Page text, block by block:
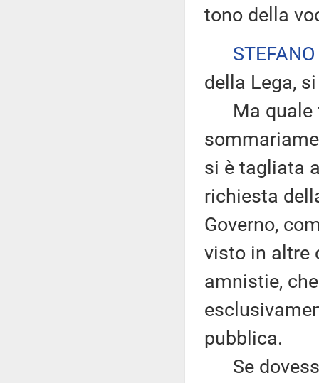
tono della
della Lega,
Ma quale
si è tagliata
richiesta
Governo,
visto in altre
amnistie,
pubblica.
Se